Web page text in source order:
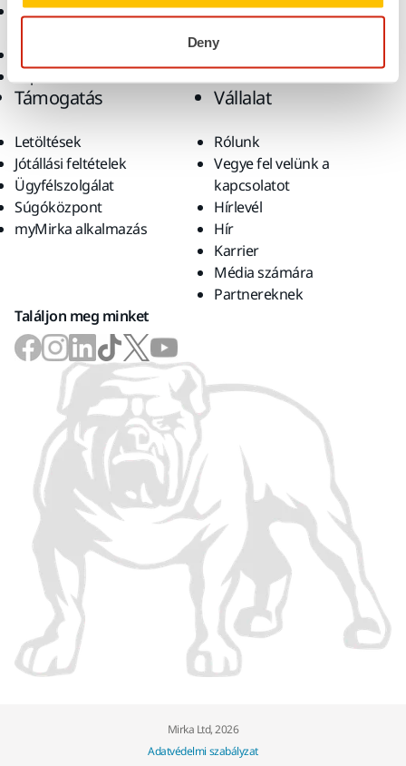
Deny
Kiegészítők és
Támogatás
Letöltések
Jótállási feltételek
Ügyfélszolgálat
Súgóközpont
myMirka alkalmazás
Vállalat
Rólunk
Vegye fel velünk a
kapcsolatot
Hírlevél
Hír
Karrier
Média számára
Partnereknek
Találjon meg minket
Mirka Ltd, 2026
Adatvédelmi szabályzat